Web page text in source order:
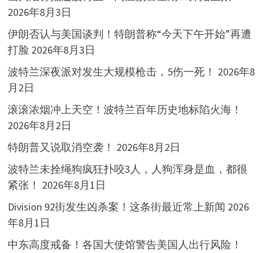
2026年8月3日
伊朗否认与美国谈判！特朗普称“今天下午开始”再遭
打脸 2026年8月3日
波特兰深夜派对发生大规模枪击，5伤一死！ 2026年8
月2日
滚滚浓烟冲上天空！波特兰百年历史地标陷火海！
2026年8月2日
特朗普又说取消空袭！ 2026年8月2日
波特兰未拴绳狗疯狂扑咬3人，人狗浑身是血，都很
紧张！ 2026年8月1日
Division 92街发生凶杀案！这条街最近常上新闻 2026
年8月1日
中东高度戒备！各国大使馆警告美国人出行风险！